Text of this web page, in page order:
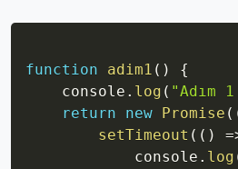
function adim1 ( )
{
    console
. log ( "Adım
return
new Promise (
setTimeout ( ( )
            console
. log